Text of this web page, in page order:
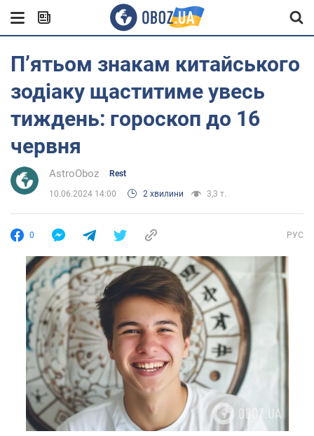
П’ятьом знакам китайського
зодіаку щаститиме увесь
тиждень: гороскоп до 16
червня
AstroOboz Rest
10.06.2024 14:00 2 хвилини 3,3 т.
0 РУС